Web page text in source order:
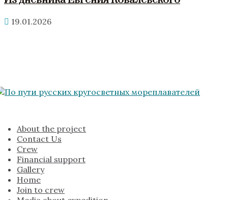
19.01.2026
About the project
Contact Us
Crew
Financial support
Gallery
Home
Join to crew